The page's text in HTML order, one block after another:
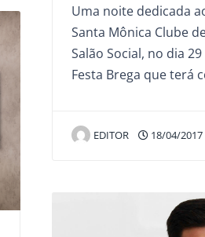
Uma noite dedicada
Santa Mônica Clube
Salão Social, no dia
Festa Brega que terá
EDITOR 18/04/2017